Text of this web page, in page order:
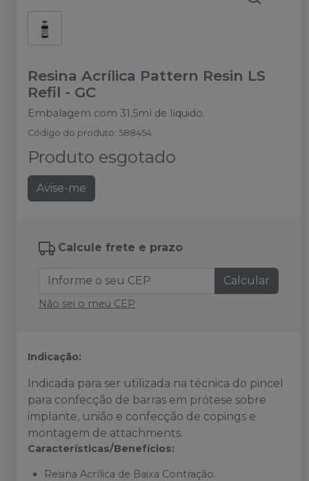
Resina Acrílica Pattern Resin LS
Refil - GC
Embalagem com 31,5ml de líquido.
Código do produto: 588454
Produto esgotado
Avise-me
Calcule frete e prazo
Calcular
Não sei o meu CEP
Indicação:
Indicada para ser utilizada na técnica do pincel
para confecção de barras em prótese sobre
implante, união e confecção de copings e
montagem de attachments.
Características/Benefícios:
Resina Acrílica de Baixa Contração.